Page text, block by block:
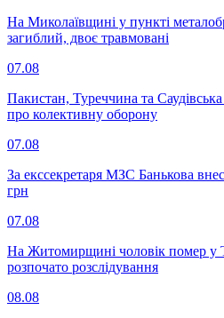
На Миколаївщині у пункті
загиблий, двоє травмовані
07.08
Пакистан, Туреччина та
про колективну оборону
07.08
За екссекретаря МЗС Банькова
грн
07.08
На Житомирщині чоловік помер у
розпочато розслідування
08.08